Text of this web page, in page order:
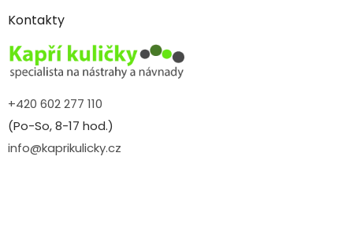
aKontakty
+420 602 277 110
(Po-So, 8-17 hod.)
info@kaprikulicky.cz